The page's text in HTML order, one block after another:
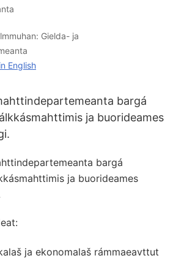
Gielda- ja
English
bargá
ja buorideames
bargá
ja buorideames
ja ekonomalaš rámmaeavttut